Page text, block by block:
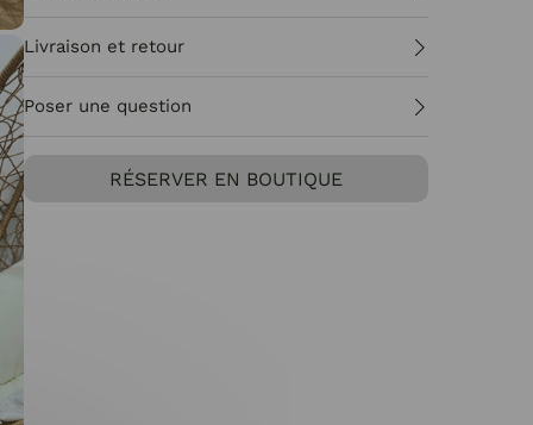
Livraison et retour
Poser une question
RÉSERVER EN BOUTIQUE